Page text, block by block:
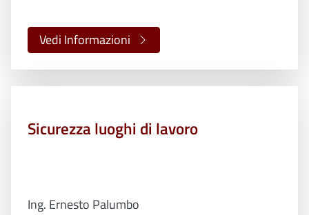
Vedi Informazioni
Sicurezza luoghi di lavoro
Ing. Ernesto Palumbo